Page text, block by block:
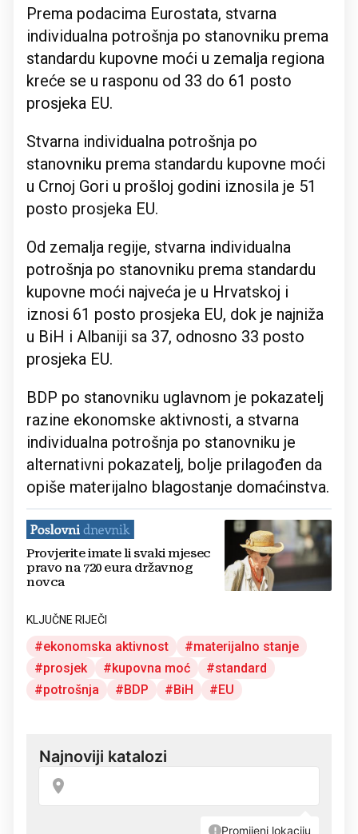
Prema podacima Eurostata, stvarna
individualna potrošnja po stanovniku prema
standardu kupovne moći u zemalja regiona
kreće se u rasponu od 33 do 61 posto
prosjeka EU.
Stvarna individualna potrošnja po
stanovniku prema standardu kupovne moći
u Crnoj Gori u prošloj godini iznosila je 51
posto prosjeka EU.
Od zemalja regije, stvarna individualna
potrošnja po stanovniku prema standardu
kupovne moći najveća je u Hrvatskoj i
iznosi 61 posto prosjeka EU, dok je najniža
u BiH i Albaniji sa 37, odnosno 33 posto
prosjeka EU.
BDP po stanovniku uglavnom je pokazatelj
razine ekonomske aktivnosti, a stvarna
individualna potrošnja po stanovniku je
alternativni pokazatelj, bolje prilagođen da
opiše materijalno blagostanje domaćinstva.
Provjerite imate li svaki mjesec
pravo na 720 eura državnog
novca
KLJUČNE RIJEČI
ekonomska aktivnost
materijalno stanje
prosjek
kupovna moć
standard
potrošnja
BDP BiH EU